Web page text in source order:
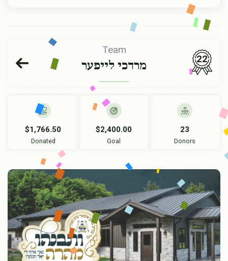
Team
מרדכי לייפער
22
$1,766.50
Donated
$2,400.00
Goal
23
Donors